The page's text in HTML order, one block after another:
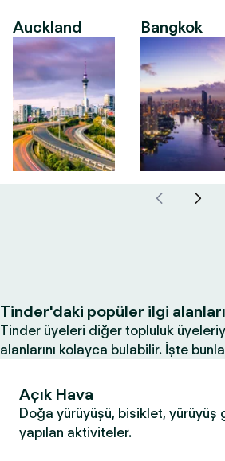
Auckland Bangkok
Tinder'daki popüler ilgi alanları
Tinder üyeleri diğer topluluk
alanlarını kolayca bulabilir. İşte
Açık Hava
Doğa yürüyüşü, bisiklet, yürüyüş
yapılan aktiviteler.